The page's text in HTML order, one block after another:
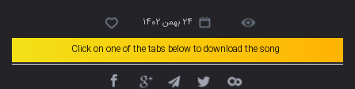
24 بهمن 1402
Click on one of the tabs below to download the song